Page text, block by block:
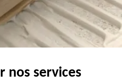
nos services